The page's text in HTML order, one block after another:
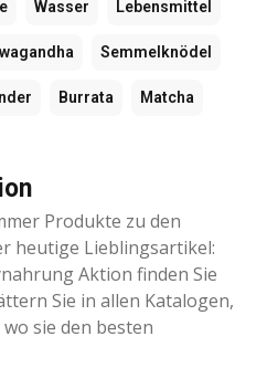
Wasser Lebensmittel
Semmelknödel
Burrata Matcha
Produkte zu den
heutige Lieblingsartikel:
Aktion finden Sie
Sie in allen Katalogen,
sie den besten